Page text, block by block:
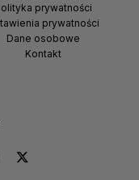
prywatności
prywatności
Dane osobowe
Kontakt